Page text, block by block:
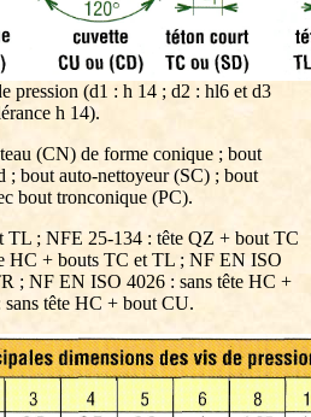
pression (d1 : h 14 ; d2 : hl6 et d3
h 14).
(CN) de forme conique ; bout
bout auto-nettoyeur (SC) ; bout
bout tronconique (PC).
TL ; NFE 25-134 : tête QZ + bout TC
HC + bouts TC et TL ; NF EN ISO
; NF EN ISO 4026 : sans tête HC +
tête HC + bout CU.